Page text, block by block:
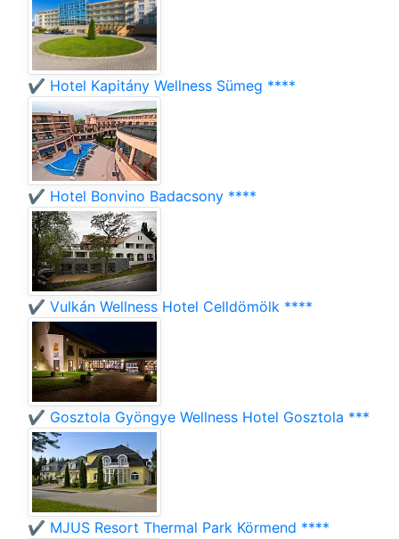
✔️ Hotel Kapitány Wellness Sümeg ****
✔️ Hotel Bonvino Badacsony ****
✔️ Vulkán Wellness Hotel Celldömölk ****
✔️ Gosztola Gyöngye Wellness Hotel Gosztola ***
✔️ MJUS Resort Thermal Park Körmend ****